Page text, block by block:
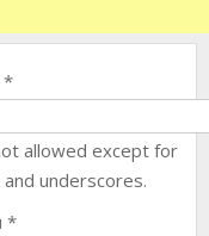
*
allowed except for
underscores.
*